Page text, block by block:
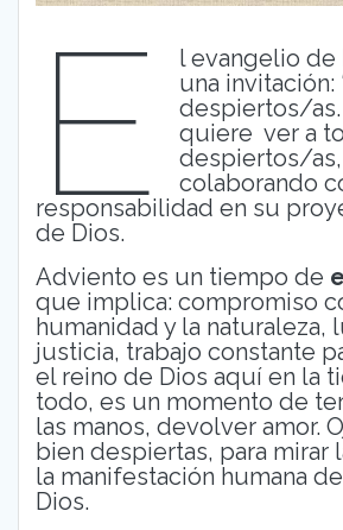
E
l evangelio de
una invitación:
despiertos/as.
quiere ver a
despiertos/
colaborando
responsabilidad en su
de Dios.
Adviento es un tiempo de
que implica: compromiso
humanidad y la naturaleza,
justicia, trabajo constante
el reino de Dios aquí en la
todo, es un momento de
las manos, devolver amor.
bien despiertas, para mirar
la manifestación humana
Dios.